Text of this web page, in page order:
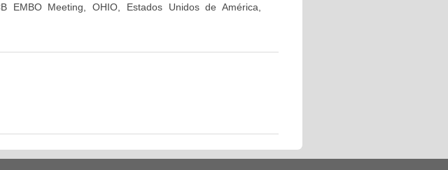
EMBO Meeting, OHIO, Estados Unidos de América,